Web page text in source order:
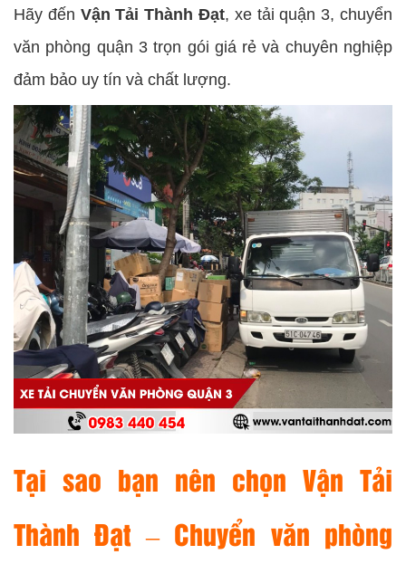
Hãy đến Vận Tải Thành Đạt, xe tải quận 3, chuyển
văn phòng quận 3 trọn gói giá rẻ và chuyên nghiệp
đảm bảo uy tín và chất lượng.
Tại sao bạn nên chọn Vận Tải
Thành Đạt – Chuyển văn phòng